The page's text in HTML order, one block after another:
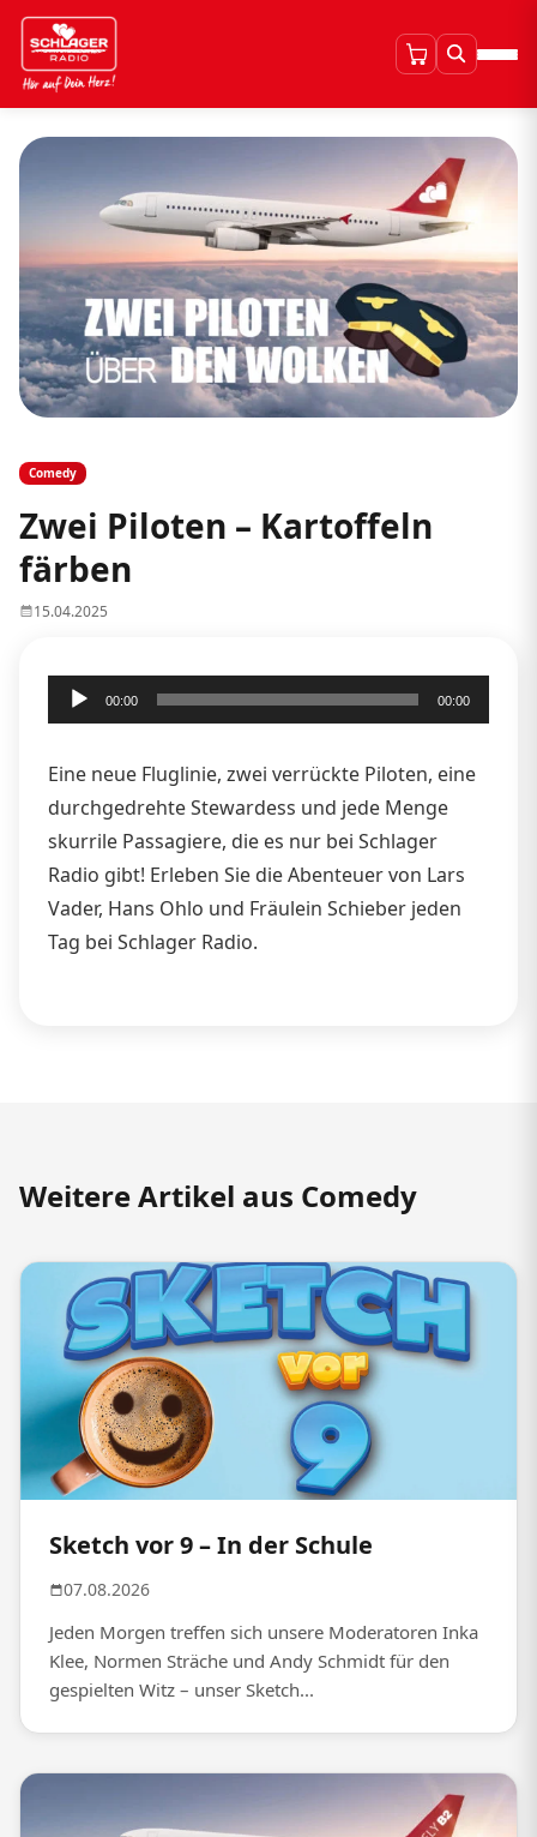
Comedy
Zwei Piloten – Kartoffeln
färben
15.04.2025
Audio-
Player
00:00 00:00
Eine neue Fluglinie, zwei verrückte Piloten, eine
durchgedrehte Stewardess und jede Menge
skurrile Passagiere, die es nur bei Schlager
Radio gibt! Erleben Sie die Abenteuer von Lars
Vader, Hans Ohlo und Fräulein Schieber jeden
Tag bei Schlager Radio.
Weitere Artikel aus Comedy
Sketch vor 9 – In der Schule
07.08.2026
Jeden Morgen treffen sich unsere Moderatoren Inka
Klee, Normen Sträche und Andy Schmidt für den
gespielten Witz – unser Sketch...